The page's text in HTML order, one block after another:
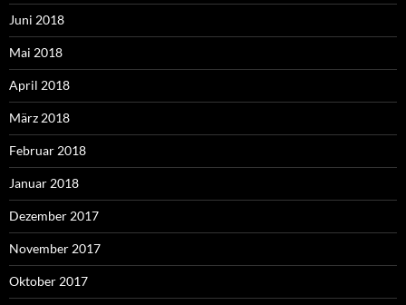
Juni 2018
Mai 2018
April 2018
März 2018
Februar 2018
Januar 2018
Dezember 2017
November 2017
Oktober 2017